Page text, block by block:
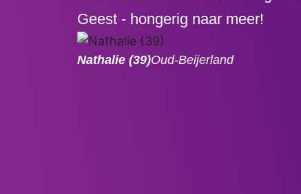
Geest - hongerig naar meer!
Nathalie (39)Oud-Beijerland